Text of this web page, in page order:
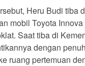
Heru Budi tiba
mobil Toyota
Saat tiba di
dengan
ruang pertemuan